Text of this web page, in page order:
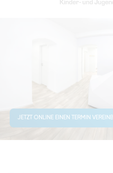
JETZT ONLINE EINEN TERMIN